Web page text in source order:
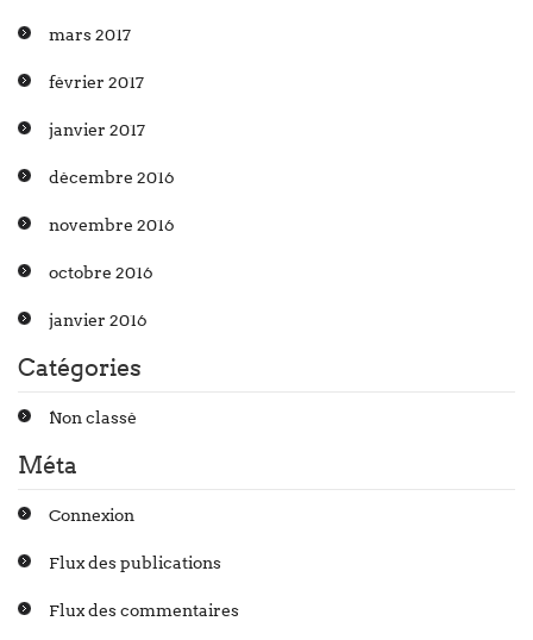
mars 2017
février 2017
janvier 2017
décembre 2016
novembre 2016
octobre 2016
janvier 2016
Catégories
Non classé
Méta
Connexion
Flux des publications
Flux des commentaires